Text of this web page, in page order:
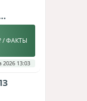
/ ФАКТЫ
2026 13:03